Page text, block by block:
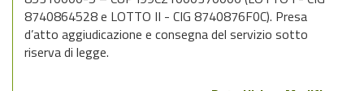
8740864528 e LOTTO II - CIG 8740876F0C). Presa
d’atto aggiudicazione e consegna del servizio sotto
riserva di legge.